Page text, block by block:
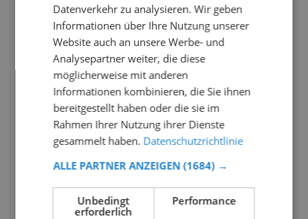
Datenverkehr zu analysieren. Wir geben
Informationen über Ihre Nutzung unserer
Website auch an unsere Werbe- und
Analysepartner weiter, die diese
möglicherweise mit anderen
Informationen kombinieren, die Sie ihnen
bereitgestellt haben oder die sie im
Rahmen Ihrer Nutzung ihrer Dienste
gesammelt haben. Datenschutzrichtlinie
ALLE PARTNER ANZEIGEN (1684) →
Unbedingt
erforderlich
Performance